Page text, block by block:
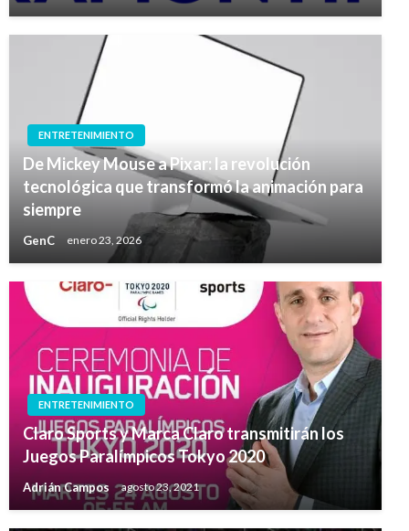
ENTRETENIMIENTO
De Mickey Mouse a Pixar: la revolución
tecnológica que transformó la animación para
siempre
GenC enero 23, 2026
ENTRETENIMIENTO
Claro Sports y Marca Claro transmitirán los
Juegos Paralímpicos Tokyo 2020
Adrián Campos agosto 23, 2021